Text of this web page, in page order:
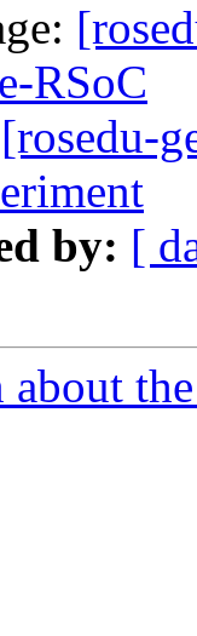
RSoC
[rosedu-
by: [